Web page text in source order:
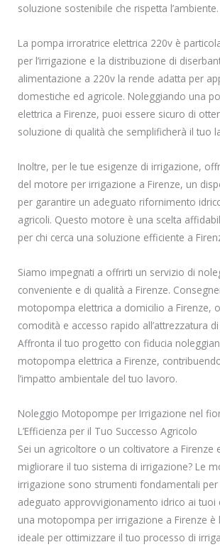
soluzione sostenibile che rispetta l’ambiente.
La pompa irroratrice elettrica 220v è
per l’irrigazione e la distribuzione di
alimentazione a 220v la rende adatta per
domestiche ed agricole. Noleggiando una
elettrica a Firenze, puoi essere sicuro di
soluzione di qualità che semplificherà il tuo
Inoltre, per le tue esigenze di irrigazione,
del motore per irrigazione a Firenze, un
per garantire un adeguato rifornimento
agricoli. Questo motore è una scelta
per chi cerca una soluzione efficiente a
Siamo impegnati a offrirti un servizio di
conveniente e di qualità a Firenze.
motopompa elettrica a domicilio a Firenze,
comodità e accesso rapido all’attrezzatura
Affronta il tuo progetto con fiducia
motopompa elettrica a Firenze,
l’impatto ambientale del tuo lavoro.
Noleggio Motopompe per Irrigazione nel
L’Efficienza per il Tuo Successo Agricolo
Sei un agricoltore o un coltivatore a Firenze
migliorare il tuo sistema di irrigazione? Le
irrigazione sono strumenti fondamentali
adeguato approvvigionamento idrico ai tuoi
una motopompa per irrigazione a Firenze è
ideale per ottimizzare il tuo processo di